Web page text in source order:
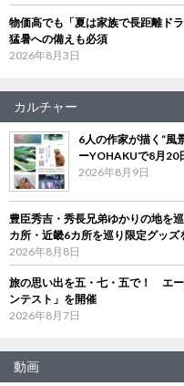
物価高でも「夏は家族で長距離ド
猛暑への備えも必須
2026年8月3日
カルチャー
6人の作家が描く“風
ーYOHAKUで8月20
2026年8月9日
豊臣秀吉・秀長兄弟ゆかりの地を
カ所・近畿6カ所を巡り限定グッズ
2026年8月8日
旅の思い出を五・七・五で！ エ
ンテスト」を開催
2026年8月7日
動画